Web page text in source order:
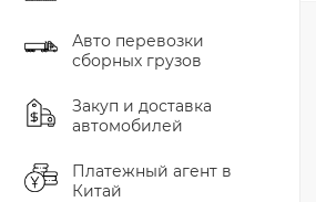
Авто перевозки
сборных грузов
Закуп и доставка
автомобилей
Платежный агент в
Китай